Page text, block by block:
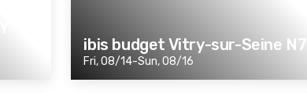
ibis budget Vitry-sur-Seine N7
Fri, 08/14-Sun, 08/16